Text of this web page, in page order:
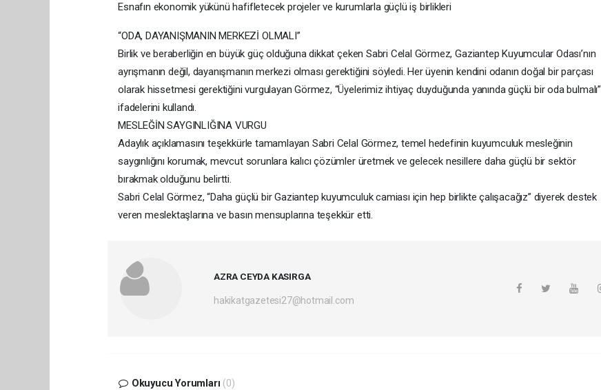
Esnafın ekonomik yükünü hafifletecek projeler ve kurumlarla güçlü iş birlikleri
“ODA, DAYANIŞMANIN MERKEZİ OLMALI”
Birlik ve beraberliğin en büyük güç olduğuna dikkat çeken Sabri Celal Görmez, Gaziantep Kuyumcular Odası’nın
ayrışmanın değil, dayanışmanın merkezi olması gerektiğini söyledi. Her üyenin kendini odanın doğal bir parçası
olarak hissetmesi gerektiğini vurgulayan Görmez, “Üyelerimiz ihtiyaç duyduğunda yanında güçlü bir oda bulmalı”
ifadelerini kullandı.
MESLEĞİN SAYGINLIĞINA VURGU
Adaylık açıklamasını teşekkürle tamamlayan Sabri Celal Görmez, temel hedefinin kuyumculuk mesleğinin
saygınlığını korumak, mevcut sorunlara kalıcı çözümler üretmek ve gelecek nesillere daha güçlü bir sektör
bırakmak olduğunu belirtti.
Sabri Celal Görmez, “Daha güçlü bir Gaziantep kuyumculuk camiası için hep birlikte çalışacağız” diyerek destek
veren meslektaşlarına ve basın mensuplarına teşekkür etti.
AZRA CEYDA KASIRGA
hakikatgazetesi27@hotmail.com
Okuyucu Yorumları (0)